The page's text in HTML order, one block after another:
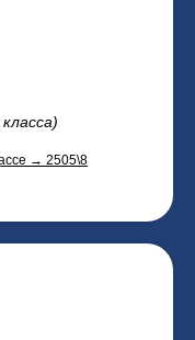
→ 2505\8